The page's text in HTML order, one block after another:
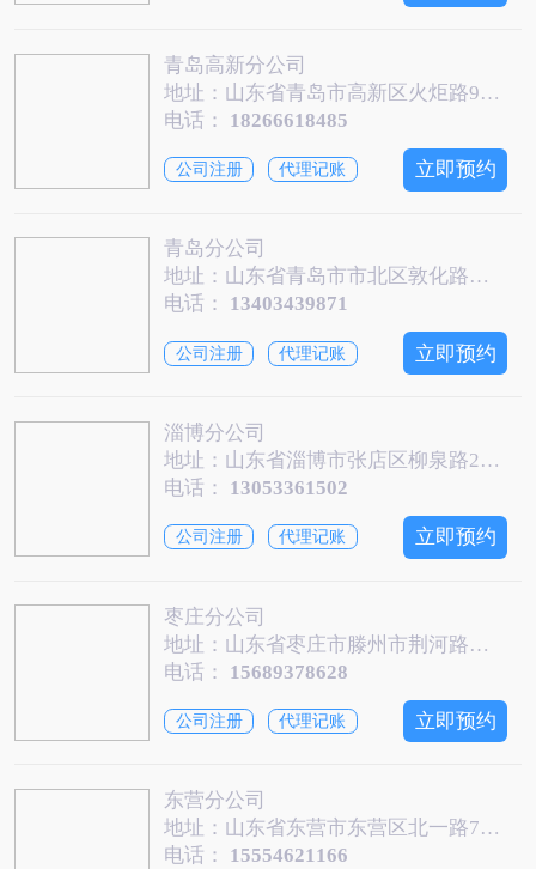
青岛高新分公司
地址：山东省青岛市高新区火炬路97号青岛中关村信息谷创新中心2层207D
电话： 18266618485
公司注册 代理记账 立即预约
青岛分公司
地址：山东省青岛市市北区敦化路街道徐州北路160号利群宇恒大厦21C
电话： 13403439871
公司注册 代理记账 立即预约
淄博分公司
地址：山东省淄博市张店区柳泉路238号潘成国际大厦1609
电话： 13053361502
公司注册 代理记账 立即预约
枣庄分公司
地址：山东省枣庄市滕州市荆河路街道中万国际广场6号楼1203室
电话： 15689378628
公司注册 代理记账 立即预约
东营分公司
地址：山东省东营市东营区北一路730号E幢1610
电话： 15554621166